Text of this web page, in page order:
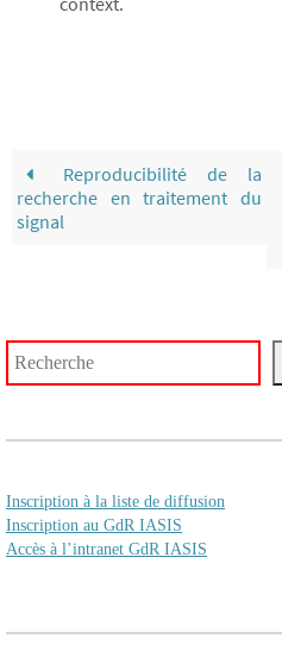
Reproducibilité de la
recherche en traitement du
signal
Inscription à la liste de diffusion
Inscription au GdR IASIS
Accès à l’intranet GdR IASIS